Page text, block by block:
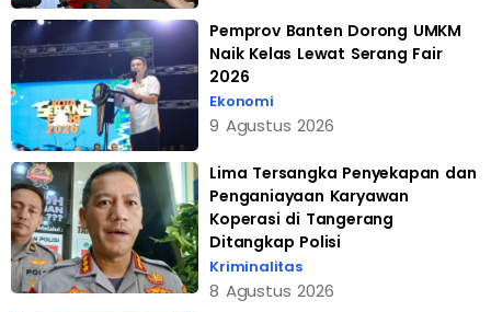
Pemprov Banten Dorong UMKM
Naik Kelas Lewat Serang Fair
2026
Ekonomi
9 Agustus 2026
Lima Tersangka Penyekapan dan
Penganiayaan Karyawan
Koperasi di Tangerang
Ditangkap Polisi
Kriminalitas
8 Agustus 2026